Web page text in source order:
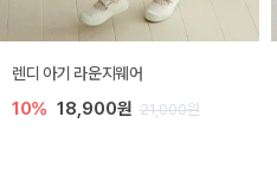
렌디 아기 라운지웨어
10% 18,900원 21,000원